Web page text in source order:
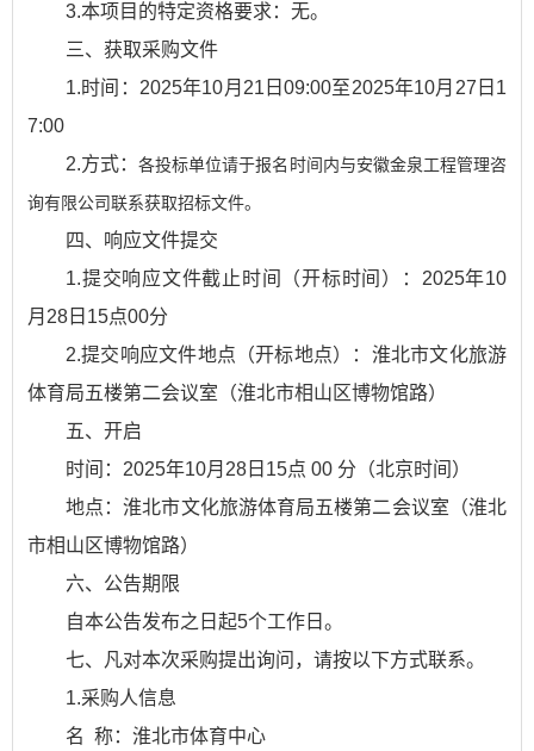
3.本项目的特定资格要求：无。
三、获取采购文件
1.时间：2025年10月21日09:00至2025年10月27日1
7:00
2.方式：各投标单位请于报名时间内与安徽金泉工程管理咨
询有限公司联系获取招标文件。
四、响应文件提交
1.提交响应文件截止时间（开标时间）：2025年10
月28日15点00分
2.提交响应文件地点（开标地点）：淮北市文化旅游
体育局五楼第二会议室（淮北市相山区博物馆路）
五、开启
时间：2025年10月28日15点 00 分（北京时间）
地点：淮北市文化旅游体育局五楼第二会议室（淮北
市相山区博物馆路）
六、公告期限
自本公告发布之日起5个工作日。
七、凡对本次采购提出询问，请按以下方式联系。
1.采购人信息
名 称：淮北市体育中心